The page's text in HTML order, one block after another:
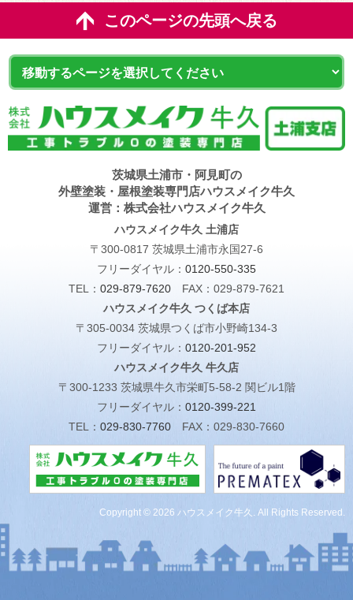
このページの先頭へ戻る
茨城県土浦市・阿見町の
外壁塗装・屋根塗装専門店ハウスメイク牛久
運営：株式会社ハウスメイク牛久
ハウスメイク牛久 土浦店
〒300-0817 茨城県土浦市永国27-6
フリーダイヤル： 0120-550-335
TEL： 029-879-7620 FAX：029-879-7621
ハウスメイク牛久 つくば本店
〒305-0034 茨城県つくば市小野崎134-3
フリーダイヤル： 0120-201-952
ハウスメイク牛久 牛久店
〒300-1233 茨城県牛久市栄町5-58-2 関ビル1階
フリーダイヤル： 0120-399-221
TEL： 029-830-7760 FAX：029-830-7660
Copyright © 2026 ハウスメイク牛久. All Rights Reserved.